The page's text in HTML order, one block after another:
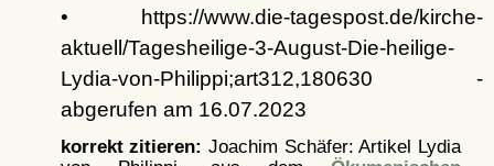
• https://www.die-tagespost.de/kirche-
aktuell/Tagesheilige-3-August-Die-heilige-
Lydia-von-Philippi;art312,180630 -
abgerufen am 16.07.2023
korrekt zitieren: Joachim Schäfer: Artikel
Lydia